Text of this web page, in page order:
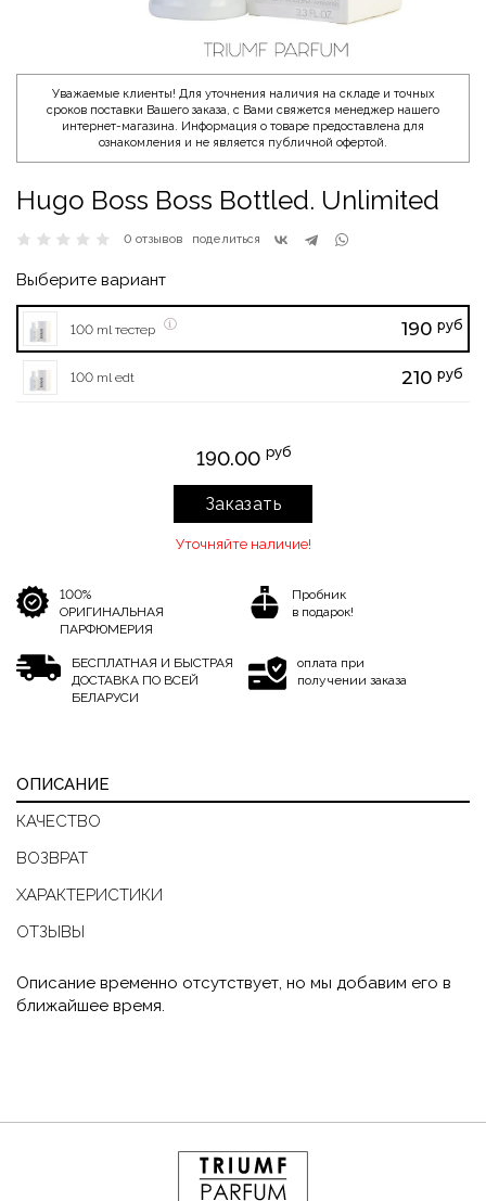
Уважаемые клиенты! Для уточнения наличия на складе и точных
сроков поставки Вашего заказа, с Вами свяжется менеджер нашего
интернет-магазина. Информация о товаре предоставлена для
ознакомления и не является публичной офертой.
Hugo Boss Boss Bottled. Unlimited
0 отзывов поделиться
Выберите вариант
100 ml тестер 190 руб
100 ml edt 210 руб
190.00 руб
Заказать
Уточняйте наличие!
100%
ОРИГИНАЛЬНАЯ
ПАРФЮМЕРИЯ
Пробник
в подарок!
БЕСПЛАТНАЯ И БЫСТРАЯ
ДОСТАВКА ПО ВСЕЙ
БЕЛАРУСИ
оплата при
получении заказа
ОПИСАНИЕ
КАЧЕСТВО
ВОЗВРАТ
ХАРАКТЕРИСТИКИ
ОТЗЫВЫ
Описание временно отсутствует, но мы добавим его в
ближайшее время.